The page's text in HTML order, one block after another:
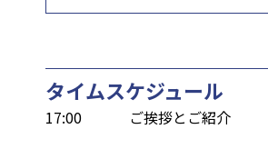
タイムスケジュール
17:00 ご挨拶とご紹介